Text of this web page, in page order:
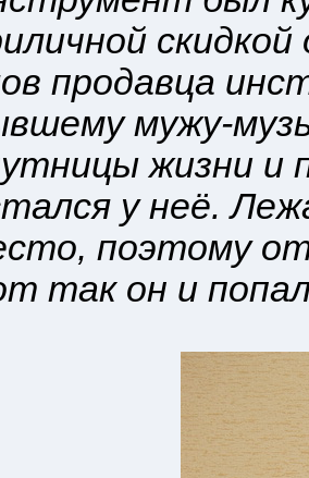
продавца
мужу-
жизни и
у неё.
поэтому
так он и